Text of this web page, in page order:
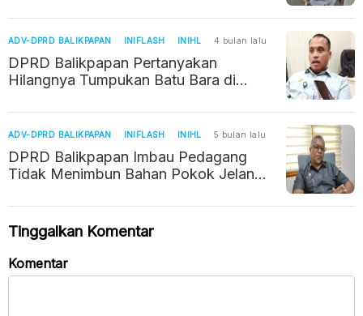
ADV-DPRD BALIKPAPAN INIFLASH INIHL 4 bulan lalu
DPRD Balikpapan Pertanyakan
Hilangnya Tumpukan Batu Bara di
ADV-DPRD BALIKPAPAN INIFLASH INIHL 5 bulan lalu
DPRD Balikpapan Imbau Pedagang
Tidak Menimbun Bahan Pokok Jelang
Tinggalkan Komentar
Komentar